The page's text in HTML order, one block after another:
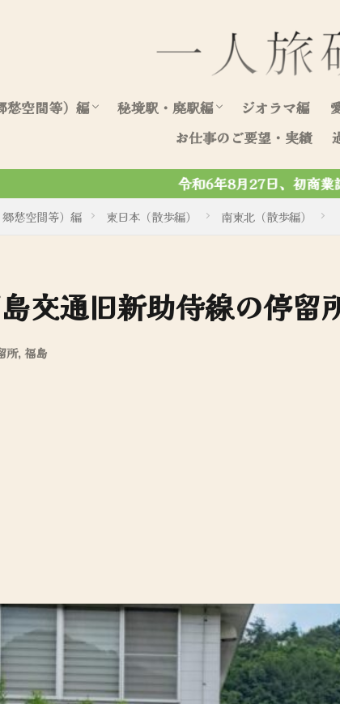
愁空間等）編 秘境駅・廃駅編
北海道（駅編）
東日本（駅編）
西日本（駅編）
ジオラマ編
お仕事のご要望・実績
27日、初商業誌「一人旅研究会 ノスタルジック写
愁空間等）編 東日本（散歩編） 南東北（散歩編）
島交通旧新助侍線の停留
所, 福島